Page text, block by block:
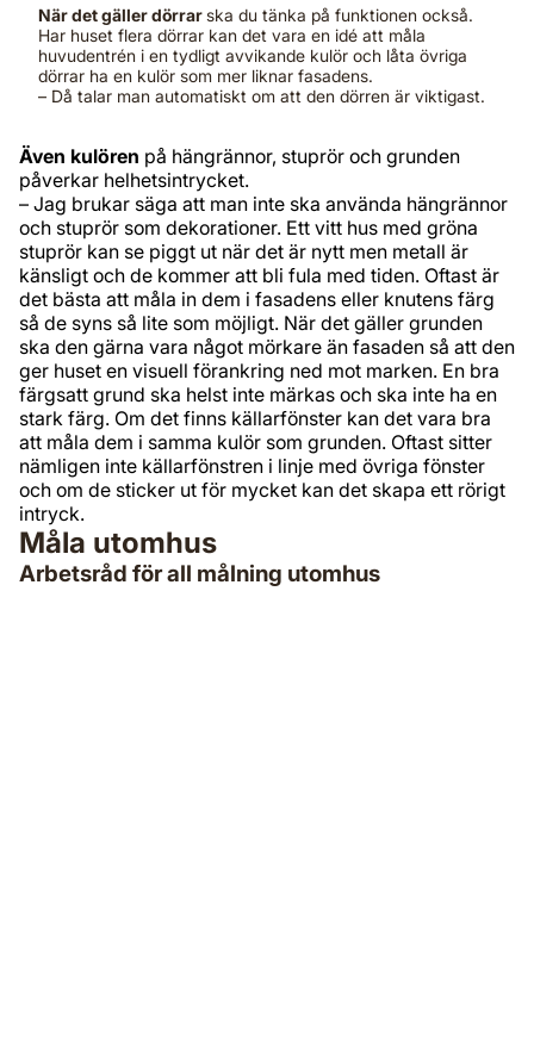
När det gäller dörrarska du tänka på funktionen också.
Har huset flera dörrar kan det vara en idé att måla
huvudentrén i en tydligt avvikande kulör och låta övriga
dörrar ha en kulör som mer liknar fasadens.
– Då talar man automatiskt om att den dörren är viktigast.
Även kulören på hängrännor, stuprör och grunden
påverkar helhetsintrycket.
– Jag brukar säga att man inte ska använda hängrännor
och stuprör som dekorationer. Ett vitt hus med gröna
stuprör kan se piggt ut när det är nytt men metall är
känsligt och de kommer att bli fula med tiden. Oftast är
det bästa att måla in dem i fasadens eller knutens färg
så de syns så lite som möjligt. När det gäller grunden
ska den gärna vara något mörkare än fasaden så att den
ger huset en visuell förankring ned mot marken. En bra
färgsatt grund ska helst inte märkas och ska inte ha en
stark färg. Om det finns källarfönster kan det vara bra
att måla dem i samma kulör som grunden. Oftast sitter
nämligen inte källarfönstren i linje med övriga fönster
och om de sticker ut för mycket kan det skapa ett rörigt
intryck.
Måla utomhus
Arbetsråd för all målning utomhus